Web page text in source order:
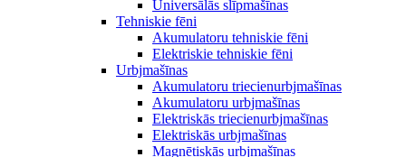
Universālās slīpmašīnas
Tehniskie fēni
Akumulatoru tehniskie fēni
Elektriskie tehniskie fēni
Urbjmašīnas
Akumulatoru triecienurbjmašīnas
Akumulatoru urbjmašīnas
Elektriskās triecienurbjmašīnas
Elektriskās urbjmašīnas
Magnētiskās urbjmašīnas